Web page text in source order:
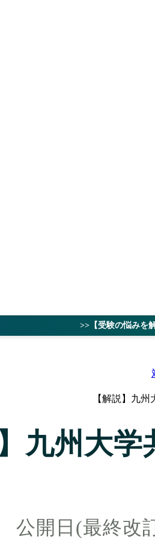
>>【受験の悩み
【解説】九
】九州大